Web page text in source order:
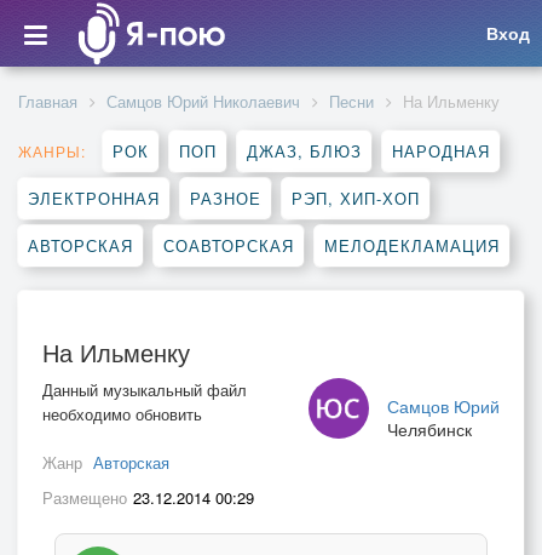
Вход
Главная Самцов Юрий Николаевич Песни На Ильменку
ЖАНРЫ: РОК ПОП ДЖАЗ, БЛЮЗ НАРОДНАЯ
ЭЛЕКТРОННАЯ РАЗНОЕ РЭП, ХИП-ХОП
АВТОРСКАЯ СОАВТОРСКАЯ МЕЛОДЕКЛАМАЦИЯ
На Ильменку
Самцов Юрий
Челябинск
Данный музыкальный файл
необходимо обновить
Жанр Авторская
Размещено 23.12.2014 00:29